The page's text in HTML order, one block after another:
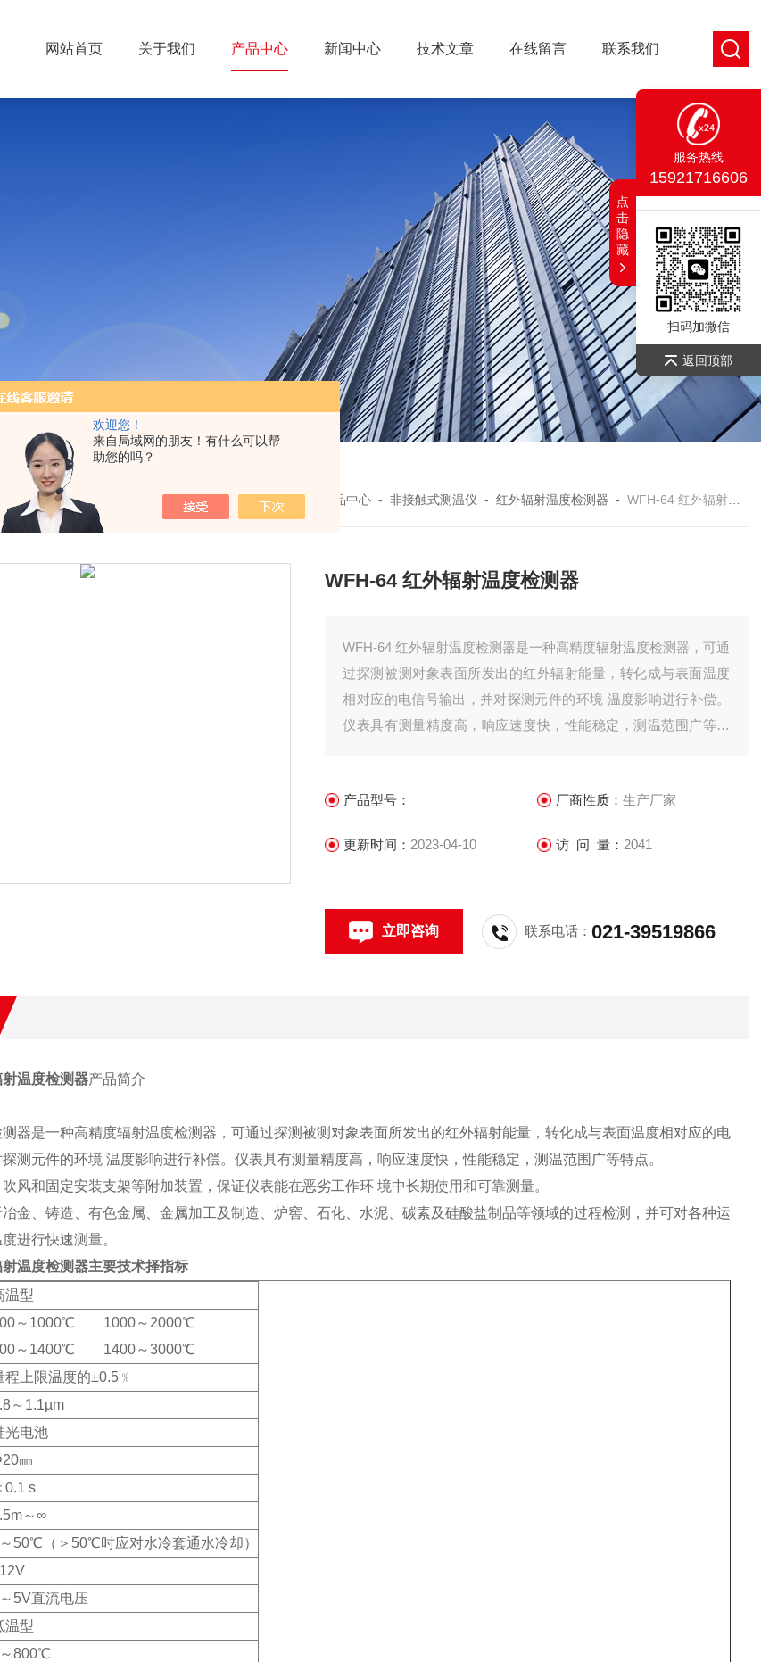
欢迎您！
来自局域网的朋友！有什么可以帮
助您的吗？
网站首页 关于我们 产品中心 新闻中心 技术文章 在线留言 联系我们
您的位置：首页 - 产品中心 -非接触式测温仪 -红外辐射温度检测器 -WFH-64 红外辐射温度检测器
WFH-64 红外辐射温度检测器
WFH-64 红外辐射温度检测器是一种高精度辐射温度检测器，可通
过探测被测对象表面所发出的红外辐射能量，转化成与表面温度
相对应的电信号输出，并对探测元件的环境 温度影响进行补偿。
仪表具有测量精度高，响应速度快，性能稳定，测温范围广等特
产品型号： 厂商性质： 生产厂家
更新时间： 2023-04-10 访 问 量： 2041
立即咨询 联系电话：021-39519866
温度检测器产品简介
器是一种高精度辐射温度检测器，可通过探测被测对象表面所发出的红外辐射能量，转化成与表面温度相对应的电
测元件的环境 温度影响进行补偿。仪表具有测量精度高，响应速度快，性能稳定，测温范围广等特点。
风和固定安装支架等附加装置，保证仪表能在恶劣工作环 境中长期使用和可靠测量。
金、铸造、有色金属、金属加工及制造、炉窖、石化、水泥、碳素及硅酸盐制品等领域的过程检测，并可对各种运
进行快速测量。
温度检测器主要技术择指标
温型
～1000℃ 1000～2000℃
～1400℃ 1400～3000℃
程上限温度的±0.5﹪
～1.1µm
光电池
㎜
0.1 s
～∞
50℃（＞50℃时应对水冷套通水冷却）
5V直流电压
温型
800℃
服务热线
15921716606
扫码加微信
返回顶部
点
击
隐
藏